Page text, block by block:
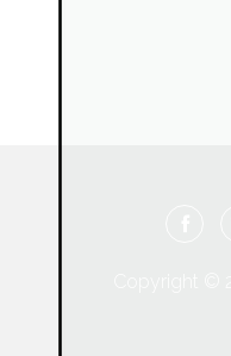
Copyright ©